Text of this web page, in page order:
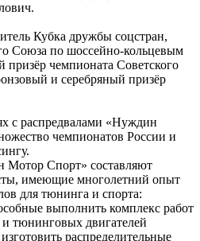
Кубка дружбы соцстран,
Союза по шоссейно-кольцевым
чемпионата Советского
и серебряный призёр
с распредвалами «Нуждин
чемпионатов России и
Спорт» составляют
имеющие многолетний опыт
для тюнинга и спорта:
выполнить комплекс работ
тюнинговых двигателей
распределительные